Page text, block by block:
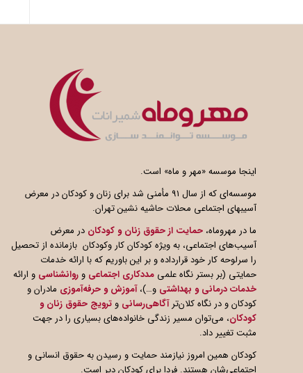
اینجا موسسه «مهر و ماه» است.
موسسه‌ای که از سال ۹۱ مأمنی شد برای زنان و کودکان در معرض
آسیبهای اجتماعی محلات حاشیه نشین تهران.
ما در مهروماه، حمایت از حقوق زنان و کودکان در معرض
آسیب‌های اجتماعی، به ویژه کودکان کار وکودکان بازمانده از تحصیل
را سرلوحه کار خود قرارداده و بر این باوریم که با ارائه خدمات
حمایتی (بر بستر نگاه علمی مددکاری اجتماعی و روانشناسی و ارائه
خدمات درمانی و بهداشتی و…)،آموزش و حرفه‌آموزی مادران و
کودکان و در نگاه کلان‌ترآگاهیرسانی و ترویج حقوق زنان و
کودکان، می‌توان مسیر زندگی خانواده‌های بسیاری را در جهت
مثبت تغییر داد.
کودکان همین امروز نیازمند حمایت و رسیدن به حقوق انسانی و
اجتماعی‌شان هستند. فردا برای کودکان دیر است.